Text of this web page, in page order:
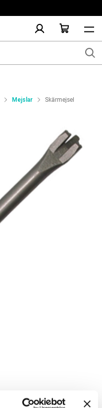
Mejslar Skärmejsel